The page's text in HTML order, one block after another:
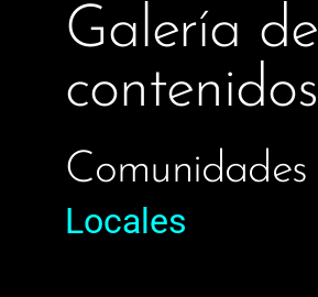
Galería de
contenidos
Comunidades
Locales